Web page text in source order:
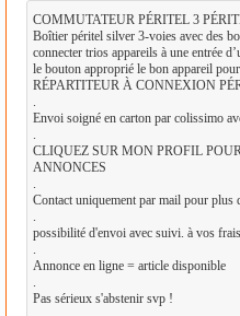
COMMUTATEUR PÉRITEL 3
Boîtier péritel silver 3-voies avec des
connecter trios appareils à une entrée
le bouton approprié le bon appareil
RÉPARTITEUR À CONNEXION
.
Envoi soigné en carton par colissimo
.
CLIQUEZ SUR MON PROFIL
ANNONCES
.
Contact uniquement par mail pour plus
.
possibilité d'envoi avec suivi. à vos
.
Annonce en ligne = article disponible
.
Pas sérieux s'abstenir svp !